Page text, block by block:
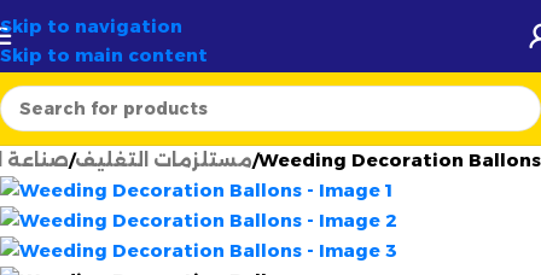
Skip to navigation
Skip to main content
قوالب وعطور حصرية ومتجددة
صناعة مستلزمات التغليف Weeding Decoration Ballons